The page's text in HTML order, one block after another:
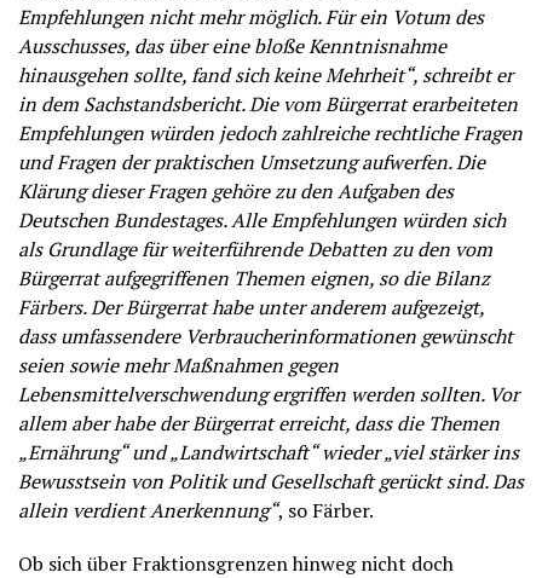
Empfehlungen nicht mehr möglich. Für ein Votum des
Ausschusses, das über eine bloße Kenntnisnahme
hinausgehen sollte, fand sich keine Mehrheit“, schreibt er
in dem Sachstandsbericht. Die vom Bürgerrat erarbeiteten
Empfehlungen würden jedoch zahlreiche rechtliche Fragen
und Fragen der praktischen Umsetzung aufwerfen. Die
Klärung dieser Fragen gehöre zu den Aufgaben des
Deutschen Bundestages. Alle Empfehlungen würden sich
als Grundlage für weiterführende Debatten zu den vom
Bürgerrat aufgegriffenen Themen eignen, so die Bilanz
Färbers. Der Bürgerrat habe unter anderem aufgezeigt,
dass umfassendere Verbraucherinformationen gewünscht
seien sowie mehr Maßnahmen gegen
Lebensmittelverschwendung ergriffen werden sollten. Vor
allem aber habe der Bürgerrat erreicht, dass die Themen
„Ernährung“ und „Landwirtschaft“ wieder „viel stärker ins
Bewusstsein von Politik und Gesellschaft gerückt sind. Das
allein verdient Anerkennung“, so Färber.
Ob sich über Fraktionsgrenzen hinweg nicht doch